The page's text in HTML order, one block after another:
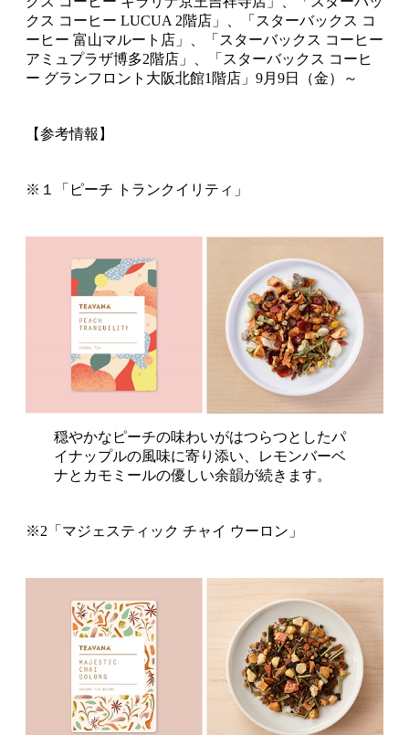
クス コーヒー LUCUA 2階店」、「スターバックス コ
ーヒー 富山マルート店」、「スターバックス コーヒー
アミュプラザ博多2階店」、「スターバックス コーヒ
ー グランフロント大阪北館1階店」9月9日（金）～
【参考情報】
※１「ピーチ トランクイリティ」
穏やかなピーチの味わいがはつらつとしたパ
イナップルの風味に寄り添い、レモンバーベ
ナとカモミールの優しい余韻が続きます。
※2「マジェスティック チャイ ウーロン」